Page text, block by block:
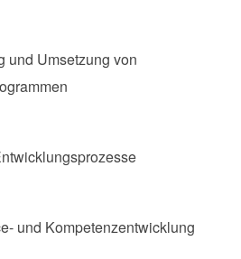
und Umsetzung von
und Kompetenzentwicklung